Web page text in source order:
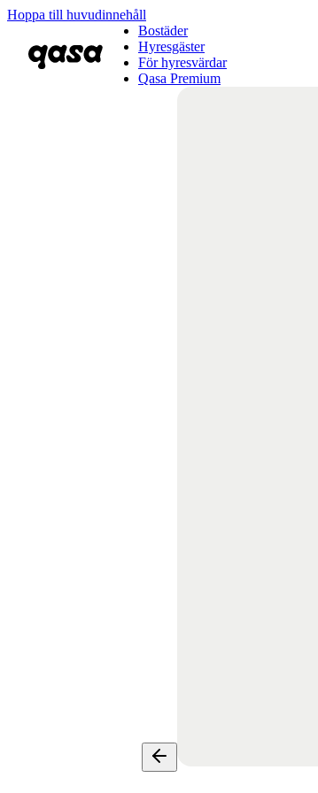
Hoppa till huvudinnehåll
Bostäder
Hyresgäster
För hyresvärdar
Qasa Premium